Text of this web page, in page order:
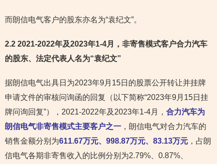
而朗信电气客户的股东亦名为“袁纪文”。
2.2 2021-2022年及2023年1-4月，非寄售模式客户合力汽车
的股东、法定代表人名为“袁纪文”
据朗信电气出具日为2023年9月15日的股票公开转让并挂牌
申请文件的审核问询函的回复（以下简称“2023年9月15日挂
牌问询回复”），2021-2022年及2023年1-4月， 合力汽车为
朗信电气非寄售模式主要客户之一 ，朗信电气对合力汽车的
销售金额分别为611.67万元、998.87万元、83.13万元 ，占朗
信电气各期非寄售收入的比例分别为2.79%、0.87%、